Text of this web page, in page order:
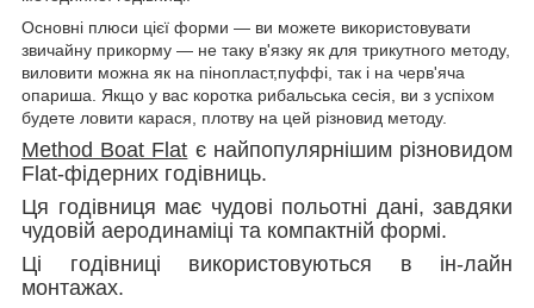
Основні плюси цієї форми — ви можете використовувати
звичайну прикорму — не таку в'язку як для трикутного методу,
виловити можна як на пінопласт,пуффі, так і на черв'яча
опариша. Якщо у вас коротка рибальська сесія, ви з успіхом
будете ловити карася, плотву на цей різновид методу.
Method Boat Flat є найпопулярнішим різновидом
Flat-фідерних годівниць.
Ця годівниця має чудові польотні дані, завдяки
чудовій аеродинаміці та компактній формі.
Ці годівниці використовуються в ін-лайн
монтажах.